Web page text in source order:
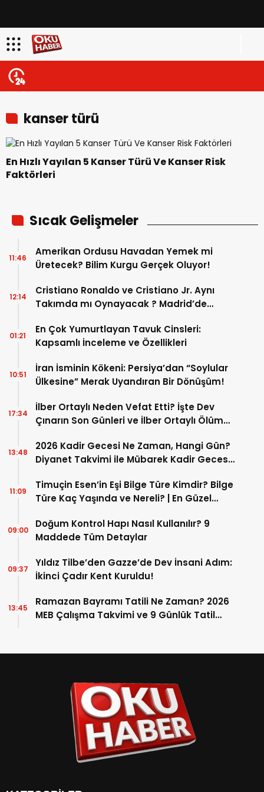
kanser türü
En Hızlı Yayılan 5 Kanser Türü Ve Kanser Risk
Faktörleri
Sıcak Gelişmeler
Amerikan Ordusu Havadan Yemek mi
Üretecek? Bilim Kurgu Gerçek Oluyor!
11:46
Cristiano Ronaldo ve Cristiano Jr. Aynı
Takımda mı Oynayacak ? Madrid’de
12:14
En Çok Yumurtlayan Tavuk Cinsleri:
Kapsamlı İnceleme ve Özellikleri
01:21
İran İsminin Kökeni: Persiya’dan “Soylular
Ülkesine” Merak Uyandıran Bir Dönüşüm!
10:51
İlber Ortaylı Neden Vefat Etti? İşte Dev
Çınarın Son Günleri ve İlber Ortaylı Ölüm
17:34
2026 Kadir Gecesi Ne Zaman, Hangi Gün?
Diyanet Takvimi ile Mübarek Kadir Gecesi
13:48
Timuçin Esen’in Eşi Bilge Türe Kimdir? Bilge
Türe Kaç Yaşında ve Nereli? | En Güzel
11:09
Doğum Kontrol Hapı Nasıl Kullanılır? 9
Maddede Tüm Detaylar
09:00
Yıldız Tilbe’den Gazze’de Dev İnsani Adım:
İkinci Çadır Kent Kuruldu!
09:37
Ramazan Bayramı Tatili Ne Zaman? 2026
MEB Çalışma Takvimi ve 9 Günlük Tatil
13:45